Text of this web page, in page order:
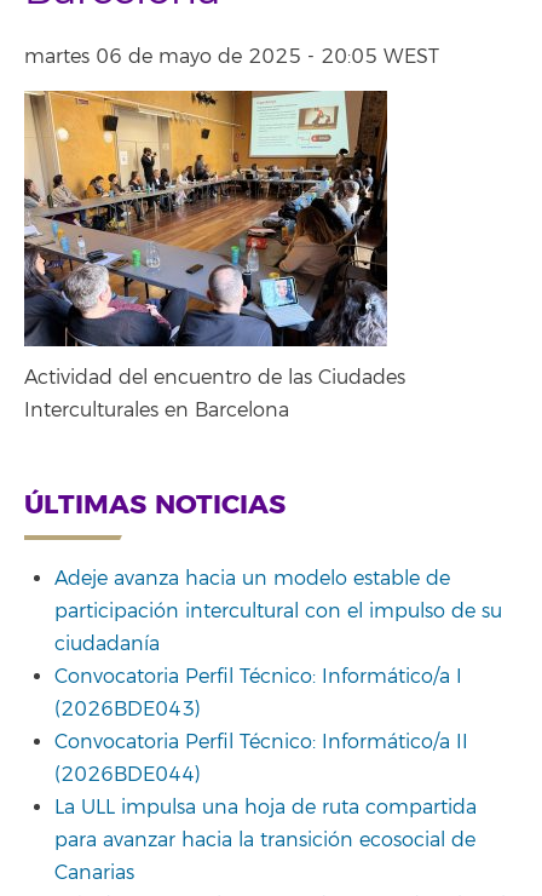
martes 06 de mayo de 2025 - 20:05 WEST
Actividad del encuentro de las Ciudades
Interculturales en Barcelona
ÚLTIMAS NOTICIAS
Adeje avanza hacia un modelo estable de
participación intercultural con el impulso de su
ciudadanía
Convocatoria Perfil Técnico: Informático/a I
(2026BDE043)
Convocatoria Perfil Técnico: Informático/a II
(2026BDE044)
La ULL impulsa una hoja de ruta compartida
para avanzar hacia la transición ecosocial de
Canarias